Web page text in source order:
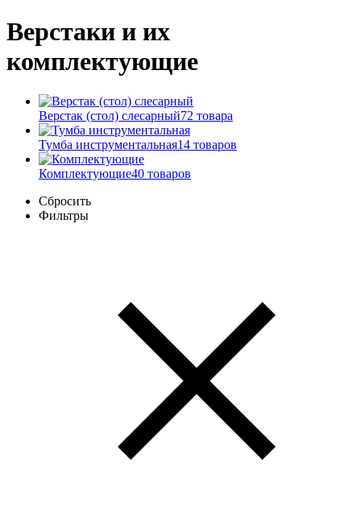
Верстаки и их
комплектующие
Верстак (стол) слесарный72 товара
Тумба инструментальная14 товаров
Комплектующие40 товаров
Сбросить
Фильтры